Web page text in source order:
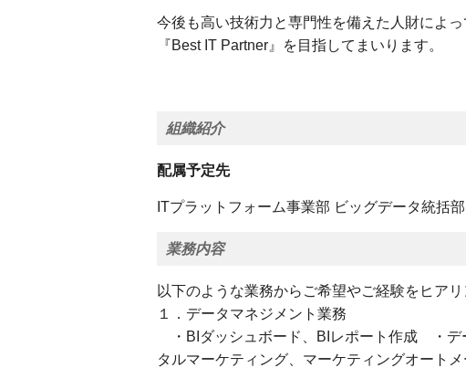
今後も高い技術力と専門性を備えた人財によ
『Best IT Partner』を目指してまいります。
組織紹介
配属予定先
ITプラットフォーム事業部 ビッグデータ統括
業務内容
以下のような業務からご希望やご経験をヒアリ
１．データマネジメント業務
・BIダッシュボード、BIレポート作成 ・
タルマーケティング、マーケティングオート